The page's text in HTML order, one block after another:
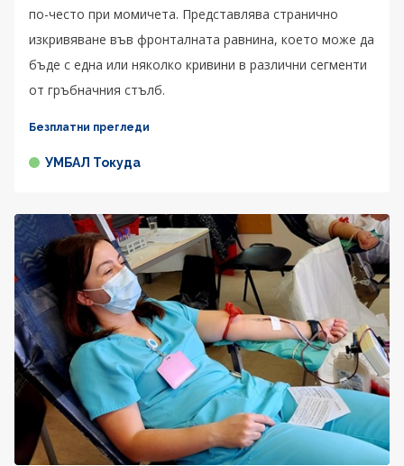
по-често при момичета. Представлява странично
изкривяване във фронталната равнина, което може да
бъде с една или няколко кривини в различни сегменти
от гръбначния стълб.
Безплатни прегледи
УМБАЛ Токуда